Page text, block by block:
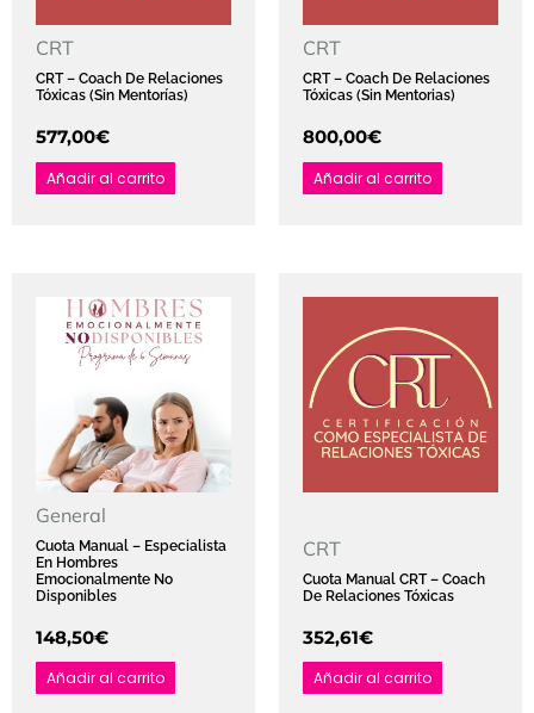
CRT
CRT – Coach De Relaciones
Tóxicas (Sin Mentorías)
577,00€
Añadir al carrito
CRT
CRT – Coach De Relaciones
Tóxicas (Sin Mentorias)
800,00€
Añadir al carrito
General
Cuota Manual – Especialista
En Hombres
Emocionalmente No
Disponibles
148,50€
Añadir al carrito
CRT
Cuota Manual CRT – Coach
De Relaciones Tóxicas
352,61€
Añadir al carrito